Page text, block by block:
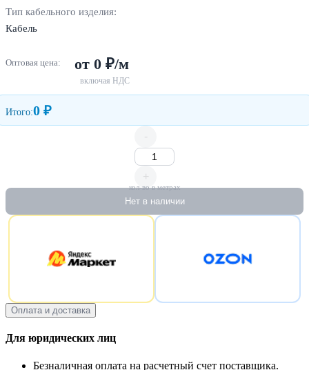
Тип кабельного изделия:
Кабель
Оптовая цена: от 0 ₽/м
включая НДС
Итого:0 ₽
-
+
кол-во в метрах
Нет в наличии
Оплата и доставка
Для юридических лиц
Безналичная оплата на расчетный счет поставщика.